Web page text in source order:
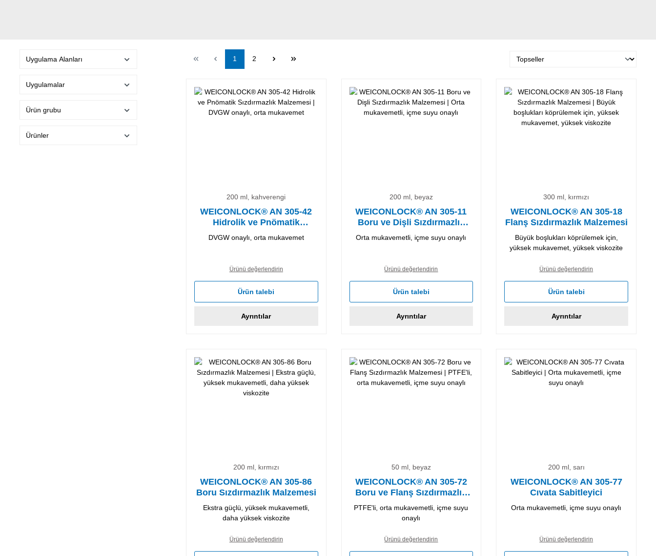
Uygulama Alanları
Uygulamalar
Ürün grubu
Ürünler
Sayfa
1 Sayfa
2
200 ml, kahverengi
WEICONLOCK® AN 305-42
Hidrolik ve Pnömatik
Sızdırmazlık Malzemesi
DVGW onaylı, orta mukavemet
Ürünü değerlendirin
Ürün talebi
Ayrıntılar
200 ml, beyaz
WEICONLOCK® AN 305-11
Boru ve Dişli Sızdırmazlık
Malzemesi
Orta mukavemetli, içme suyu onaylı
Ürünü değerlendirin
Ürün talebi
Ayrıntılar
300 ml, kırmızı
WEICONLOCK® AN 305-18
Flanş Sızdırmazlık Malzemesi
Büyük boşlukları köprülemek için,
yüksek mukavemet, yüksek viskozite
Ürünü değerlendirin
Ürün talebi
Ayrıntılar
200 ml, kırmızı
WEICONLOCK® AN 305-86
Boru Sızdırmazlık Malzemesi
Ekstra güçlü, yüksek mukavemetli,
daha yüksek viskozite
Ürünü değerlendirin
50 ml, beyaz
WEICONLOCK® AN 305-72
Boru ve Flanş Sızdırmazlık
Malzemesi
PTFE'li, orta mukavemetli, içme suyu
onaylı
Ürünü değerlendirin
200 ml, sarı
WEICONLOCK® AN 305-77
Cıvata Sabitleyici
Orta mukavemetli, içme suyu onaylı
Ürünü değerlendirin